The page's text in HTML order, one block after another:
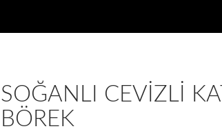
SOĞANLI CEVIZLI
BÖREK